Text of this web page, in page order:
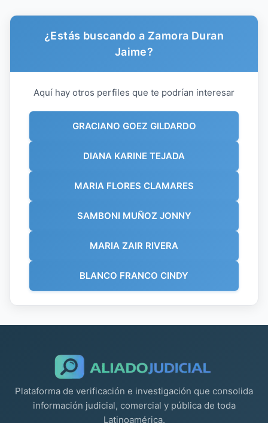
¿Estás buscando a Zamora Duran
Jaime?
Aquí hay otros perfiles que te podrían interesar
GRACIANO GOEZ GILDARDO
DIANA KARINE TEJADA
MARIA FLORES CLAMARES
SAMBONI MUÑOZ JONNY
MARIA ZAIR RIVERA
BLANCO FRANCO CINDY
Plataforma de verificación e investigación que consolida
información judicial, comercial y pública de toda
Latinoamérica.